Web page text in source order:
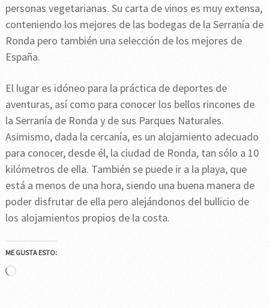
personas vegetarianas. Su carta de vinos es muy extensa,
conteniendo los mejores de las bodegas de la Serranía de
Ronda pero también una selección de los mejores de
España.
El lugar es idóneo para la práctica de deportes de
aventuras, así como para conocer los bellos rincones de
la Serranía de Ronda y de sus Parques Naturales.
Asimismo, dada la cercanía, es un alojamiento adecuado
para conocer, desde él, la ciudad de Ronda, tan sólo a 10
kilómetros de ella. También se puede ir a la playa, que
está a menos de una hora, siendo una buena manera de
poder disfrutar de ella pero alejándonos del bullicio de
los alojamientos propios de la costa.
ME GUSTA ESTO:
Cargando...